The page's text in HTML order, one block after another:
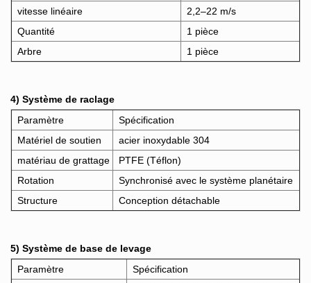
vitesse linéaire
2,2–22 m/s
Quantité
1 pièce
Arbre
1 pièce
4) Système de raclage
Paramètre
Spécification
Matériel de soutien
acier inoxydable 304
matériau de grattage
PTFE (Téflon)
Rotation
Synchronisé avec le système planétaire
Structure
Conception détachable
5) Système de base de levage
Paramètre
Spécification